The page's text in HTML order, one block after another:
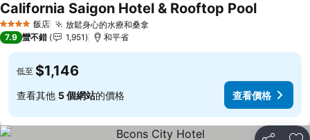
4 星級 飯店 放鬆身心的水療和桑拿查看價格
California Saigon Hotel & Rooftop Pool查看價格
7.9 蠻不錯 1,951 和平省
低至 $1,146
查看其他 5 個網站的價格 查看價格